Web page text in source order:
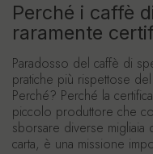
Perché i caffè
raramente
Paradosso del caffè di
pratiche più rispettose
Perché? Perché la
piccolo produttore che
sborsare diverse
carta, è una missione